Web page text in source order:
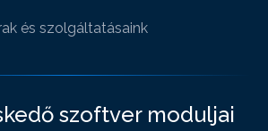
és szolgáltatásaink
szoftver moduljai